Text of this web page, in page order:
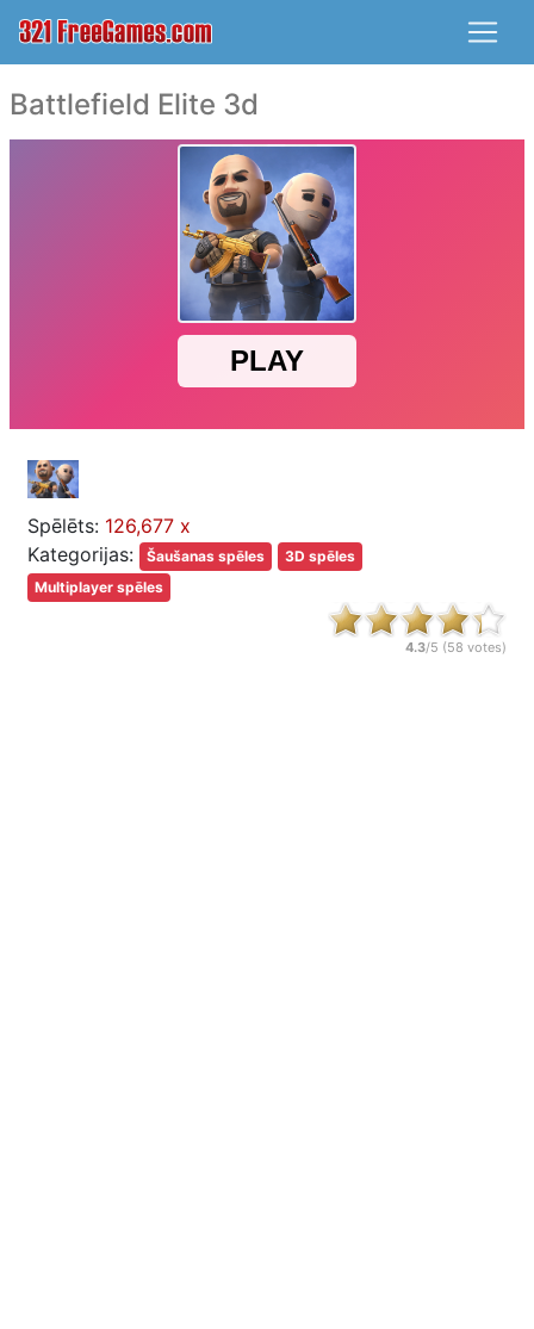
Battlefield Elite 3d
Spēlēts: 126,677 x
Kategorijas:
Šaušanas spēles
3D spēles
Multiplayer spēles
4.3/5 (58 votes)